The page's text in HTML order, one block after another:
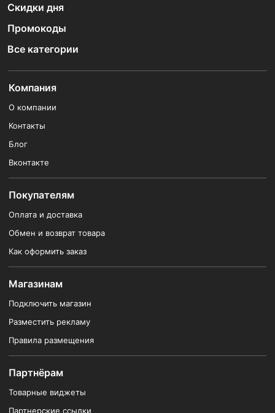
Скидки дня
Промокоды
Все категории
Компания
О компании
Контакты
Блог
Вконтакте
Покупателям
Оплата и доставка
Обмен и возврат товара
Как оформить заказ
Магазинам
Подключить магазин
Разместить рекламу
Правила размещения
Партнёрам
Товарные виджеты
Партнерские ссылки